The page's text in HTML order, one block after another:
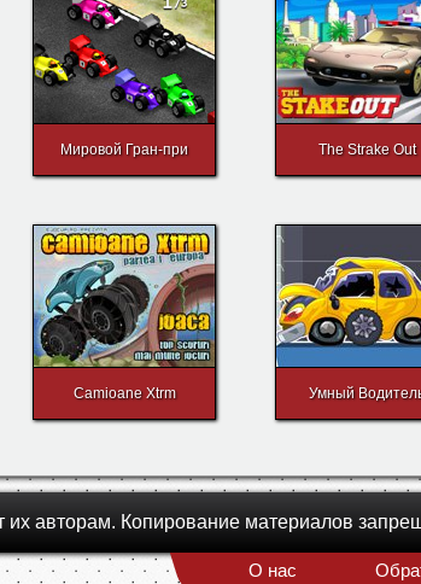
Мировой Гран-при The Strake Out
Camioane Xtrm Умный
авторам. Копирование материалов
О нас